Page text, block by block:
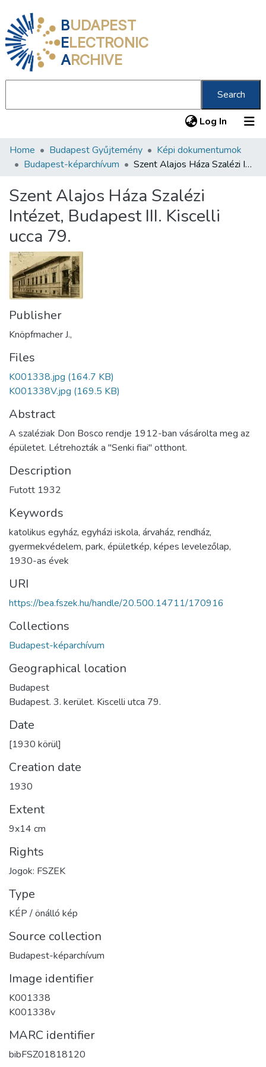
BUDAPEST
ELECTRONIC
ARCHIVE
Search
Log In (current)
Communities & Collections
Statistics
About us
Home Budapest Gyűjtemény
Képi dokumentumok
Budapest-képarchívum
Szent Alajos Háza Szalézi Intézet, Budapest III. Kiscelli ucca 79.
Szent Alajos Háza Szalézi
Intézet, Budapest III. Kiscelli
ucca 79.
Publisher
Knöpfmacher J.,
Files
K001338.jpg (164.7 KB)
K001338V.jpg (169.5 KB)
Abstract
A szaléziak Don Bosco rendje 1912-ban vásárolta meg az
épületet. Létrehozták a "Senki fiai" otthont.
Description
Futott 1932
Keywords
katolikus egyház, egyházi iskola, árvaház, rendház,
gyermekvédelem, park, épületkép, képes levelezőlap,
1930-as évek
URI
https://bea.fszek.hu/handle/20.500.14711/170916
Collections
Budapest-képarchívum
Geographical location
Budapest
Budapest. 3. kerület. Kiscelli utca 79.
Date
[1930 körül]
Creation date
1930
Extent
9x14 cm
Rights
Jogok: FSZEK
Type
KÉP / önálló kép
Source collection
Budapest-képarchívum
Image identifier
K001338
K001338v
MARC identifier
bibFSZ01818120